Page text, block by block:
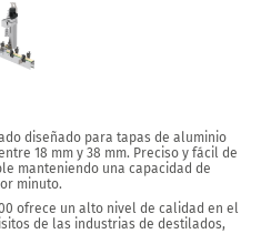
diseñado para tapas de aluminio
18 mm y 38 mm. Preciso y fácil de
manteniendo una capacidad de
minuto.
ofrece un alto nivel de calidad en el
de las industrias de destilados,